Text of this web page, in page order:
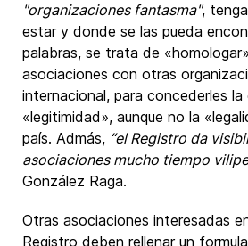
"organizaciones fantasma",
estar y donde se las pueda
palabras, se trata de
asociaciones con otras
internacional, para concederles la
«legitimidad», aunque no la
país. Admás, “el Registro da
asociaciones mucho tiempo
González Raga.
Otras asociaciones interesadas
Registro deben rellenar un